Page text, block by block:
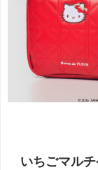
いちごマルチ